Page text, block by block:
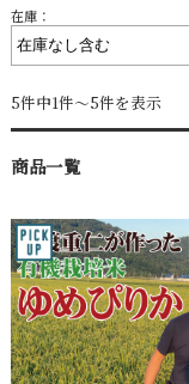
在庫：
5件中1件～5件を表示
商品一覧